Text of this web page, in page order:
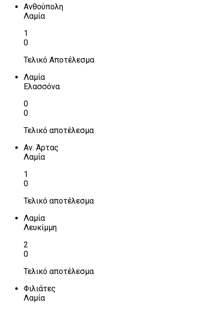
Ανθούπολη
Λαμία
1
0
Τελικό Αποτέλεσμα
Λαμία
Ελασσόνα
0
0
Τελικό αποτέλεσμα
Αν. Άρτας
Λαμία
1
0
Τελικό αποτέλεσμα
Λαμία
Λευκίμμη
2
0
Τελικό αποτέλεσμα
Φιλιάτες
Λαμία